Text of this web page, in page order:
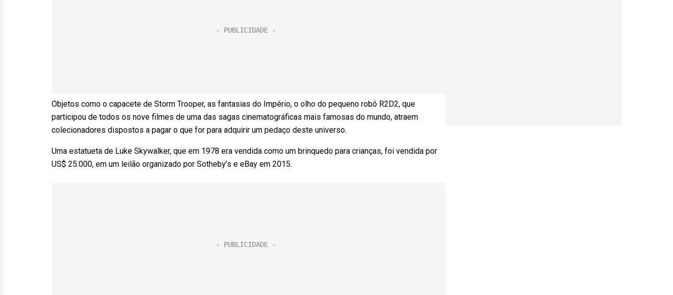
Objetos como o capacete de Storm Trooper, as fantasias do Império, o olho do pequeno robô R2D2, que
participou de todos os nove filmes de uma das sagas cinematográficas mais famosas do mundo, atraem
colecionadores dispostos a pagar o que for para adquirir um pedaço deste universo.
Uma estatueta de Luke Skywalker, que em 1978 era vendida como um brinquedo para crianças, foi vendida por
US$ 25.000, em um leilão organizado por Sotheby’s e eBay em 2015.